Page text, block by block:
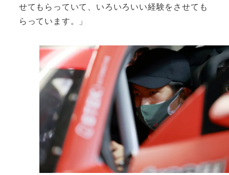
せてもらっていて、いろいろいい経験をさせても
らっています。」